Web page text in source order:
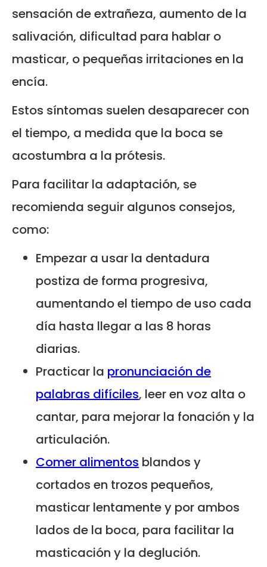
sensación de extrañeza, aumento de la
salivación, dificultad para hablar o
masticar, o pequeñas irritaciones en la
encía.
Estos síntomas suelen desaparecer con
el tiempo, a medida que la boca se
acostumbra a la prótesis.
Para facilitar la adaptación, se
recomienda seguir algunos consejos,
como:
Empezar a usar la dentadura
postiza de forma progresiva,
aumentando el tiempo de uso cada
día hasta llegar a las 8 horas
diarias.
Practicar la pronunciación de
palabras difíciles, leer en voz alta o
cantar, para mejorar la fonación y la
articulación.
Comer alimentos blandos y
cortados en trozos pequeños,
masticar lentamente y por ambos
lados de la boca, para facilitar la
masticación y la deglución.